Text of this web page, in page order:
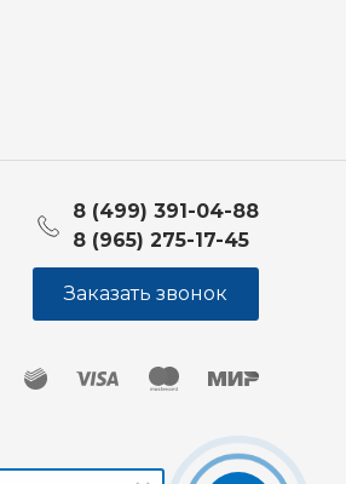
8 (499) 391-04-88
8 (965) 275-17-45
Заказать звонок